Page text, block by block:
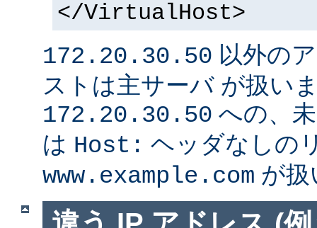
</VirtualHost>
172.20.30.50 以外の
ストは主サーバ が扱い
172.20.30.50 への、
は Host: ヘッダなしの
www.example.com が扱